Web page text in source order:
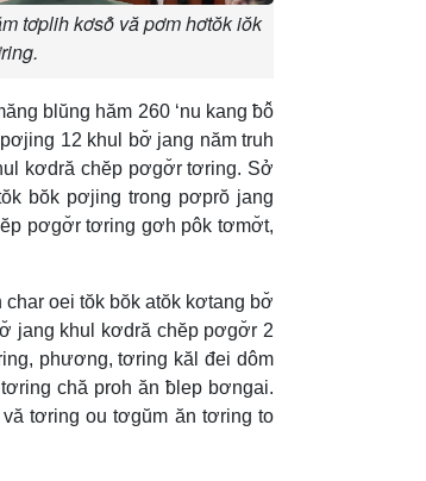
tơplih kơsô̆ vă pơm hơtŏk iŏk
blŭng hăm 260 ‘nu kang ƀô̆
12 khul bơ̆ jang năm truh
kơdră chĕp pơgơ̆r tơring. Sở
bŏk pơjing trong pơprŏ jang
pơgơ̆r tơring gơh pôk tơmơ̆t,
oei tŏk bŏk atŏk kơtang bơ̆
jang khul kơdră chĕp pơgơ̆r 2
phương, tơring kăl đei dôm
chă proh ăn ƀlep bơngai.
tơring ou tơgŭm ăn tơring to